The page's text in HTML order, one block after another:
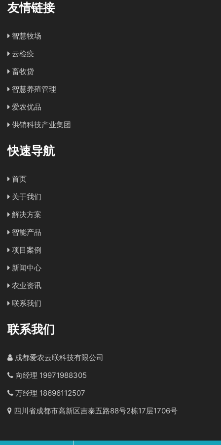
友情链接
智慧牧场
云检疫
畜牧贷
智慧养殖管理
爱农优品
供销科技产业集团
快速导航
首页
关于我们
解决方案
智能产品
项目案例
新闻中心
农业资讯
联系我们
联系我们
成都爱农云联科技有限公司
向经理 19971988305
万经理 18696112507
四川省成都市高新区吉泰五路88号2栋17层1706号